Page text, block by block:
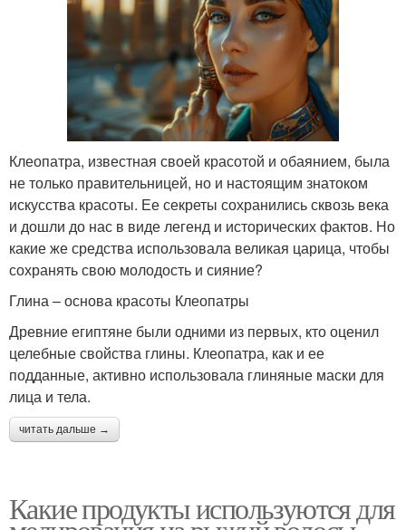
Клеопатра, известная своей красотой и обаянием, была
не только правительницей, но и настоящим знатоком
искусства красоты. Ее секреты сохранились сквозь века
и дошли до нас в виде легенд и исторических фактов. Но
какие же средства использовала великая царица, чтобы
сохранять свою молодость и сияние?
Глина – основа красоты Клеопатры
Древние египтяне были одними из первых, кто оценил
целебные свойства глины. Клеопатра, как и ее
подданные, активно использовала глиняные маски для
лица и тела.
читать дальше →
Какие продукты используются для